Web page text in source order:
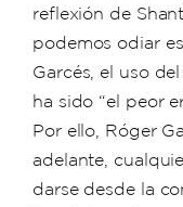
reflexión de
podemos odiar
Garcés, el uso
ha sido “el peor
Por ello, Róger
adelante,
darse desde la